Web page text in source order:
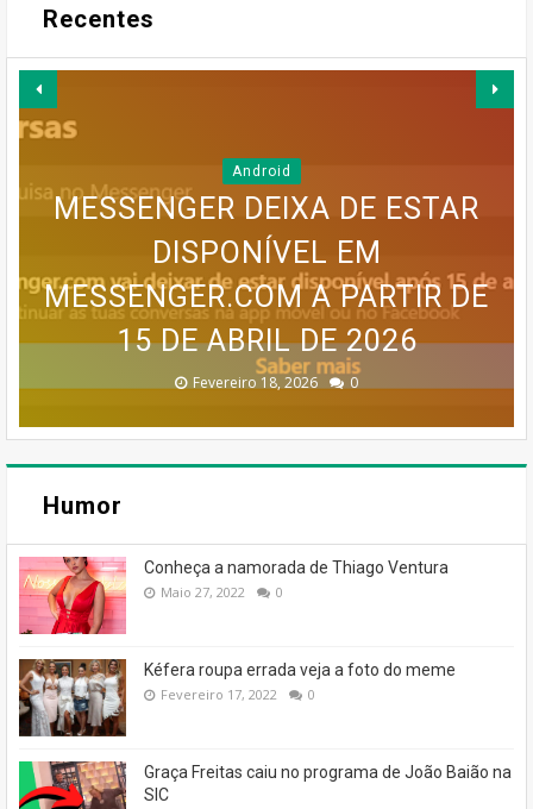
Recentes
GOOGLE EARTH PRO VAI
DESAPARECER: GOOGLE
CONFIRMA DESCONTINUAÇÃO
Julho 27, 2026 0
Android
MESSENGER DEIXA DE ESTAR
DISPONÍVEL EM
MESSENGER.COM A PARTIR DE
15 DE ABRIL DE 2026
Fevereiro 18, 2026 0
Internet
SERVIÇO MEO CLOUD VAI SER
DESCONTINUADO!
Janeiro 19, 2026 0
MAPA MENTAL PARA UM BLOG
DE SUCESSO
Dezembro 30, 2025 0
INFOGRÁFICO PARA UM BLOG
DE SUCESSO
Dezembro 30, 2025 0
Humor
Conheça a namorada de Thiago Ventura
Maio 27, 2022 0
Kéfera roupa errada veja a foto do meme
Fevereiro 17, 2022 0
Graça Freitas caiu no programa de João Baião na
SIC